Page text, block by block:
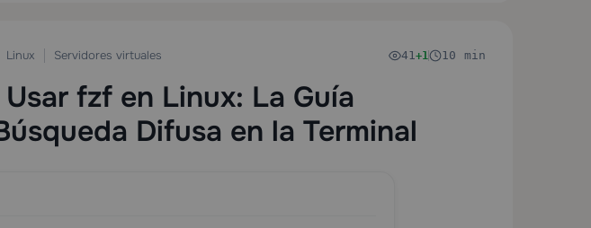
Linux Servidores virtuales 41+1 10 min
fzf en Linux: La Guía
Difusa en la Terminal